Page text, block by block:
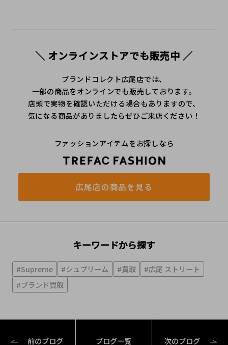
＼ オンラインストアでも販売中 ／
ブランドコレクト広尾店では、
一部の商品をオンラインでも販売しております。
店頭で実物を確認いただける場合もありますので、
気になる商品がありましたらぜひご来店ください！
ファッションアイテムをお探しなら
広尾店の商品を見る
キーワードから探す
#Supreme #シュプリーム #買取
#広尾 ストリート
#ブランド買取
前のブログ ブログ一覧 次のブログ